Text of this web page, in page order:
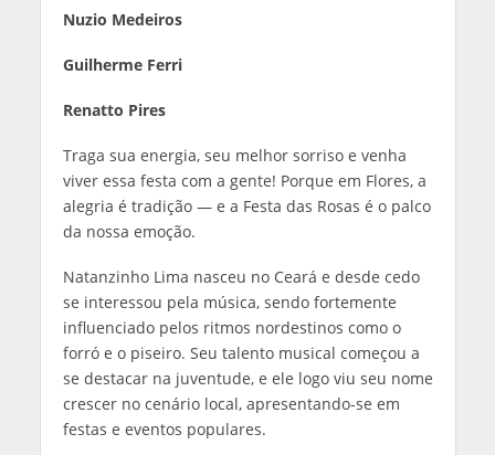
Nuzio Medeiros
Guilherme Ferri
Renatto Pires
Traga sua energia, seu melhor sorriso e venha
viver essa festa com a gente! Porque em Flores, a
alegria é tradição — e a Festa das Rosas é o palco
da nossa emoção.
Natanzinho Lima nasceu no Ceará e desde cedo
se interessou pela música, sendo fortemente
influenciado pelos ritmos nordestinos como o
forró e o piseiro. Seu talento musical começou a
se destacar na juventude, e ele logo viu seu nome
crescer no cenário local, apresentando-se em
festas e eventos populares.